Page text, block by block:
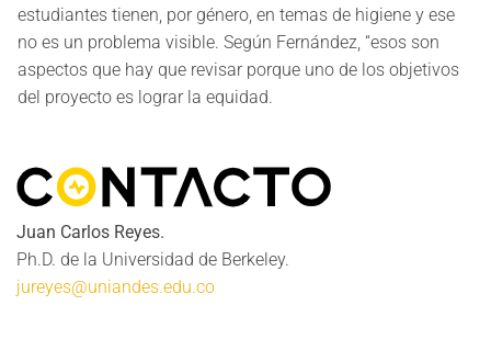
estudiantes tienen, por género, en temas de higiene y ese
no es un problema visible. Según Fernández, “esos son
aspectos que hay que revisar porque uno de los objetivos
del proyecto es lograr la equidad.
Juan Carlos Reyes.
Ph.D. de la Universidad de Berkeley.
jureyes@uniandes.edu.co